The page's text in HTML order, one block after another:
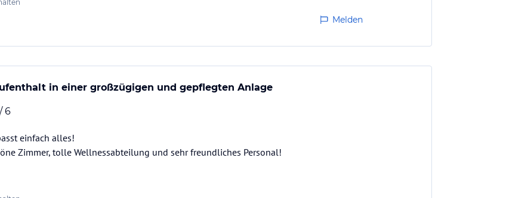
Melden
in einer großzügigen und gepflegten Anlage
/ 6
einfach alles!
Zimmer, tolle Wellnessabteilung und sehr freundliches Personal!